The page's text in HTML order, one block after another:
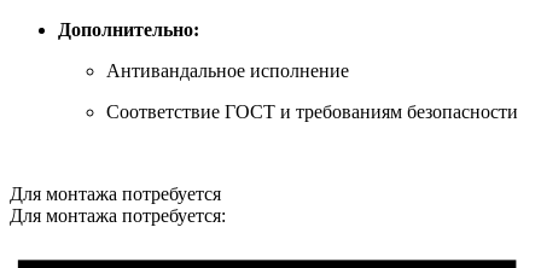
Дополнительно:
Антивандальное исполнение
Соответствие ГОСТ и требованиям безопасности
Для монтажа потребуется
Для монтажа потребуется: